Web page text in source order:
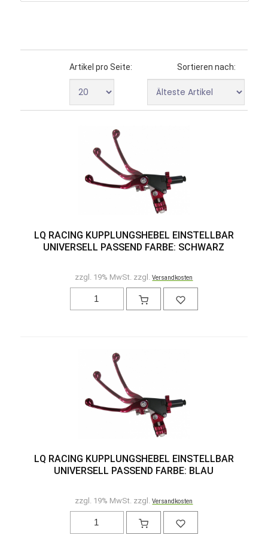
Sortieren nach:
Artikel pro Seite:
LQ RACING KUPPLUNGSHEBEL EINSTELLBAR
UNIVERSELL PASSEND FARBE: SCHWARZ
zzgl. 19% MwSt. zzgl.Versandkosten
LQ RACING KUPPLUNGSHEBEL EINSTELLBAR
UNIVERSELL PASSEND FARBE: BLAU
zzgl. 19% MwSt. zzgl.Versandkosten